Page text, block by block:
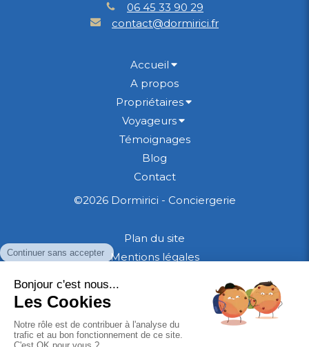
06 45 33 90 29
contact@dormirici.fr
Accueil
A propos
Propriétaires
Voyageurs
Témoignages
Blog
Contact
©2026 Dormirici - Conciergerie
Plan du site
Mentions légales
Politique de confidentialité